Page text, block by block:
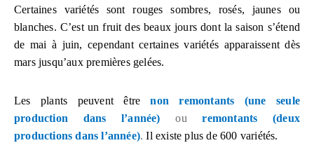
Certaines variétés sont rouges sombres, rosés, jaunes ou
blanches. C’est un fruit des beaux jours dont la saison s’étend
de mai à juin, cependant certaines variétés apparaissent dès
mars jusqu’aux premières gelées.
Les plants peuvent être
non remontants (une seule
production dans l’année) ouremontants (deux
productions dans l’année).Il existe plus de 600 variétés.